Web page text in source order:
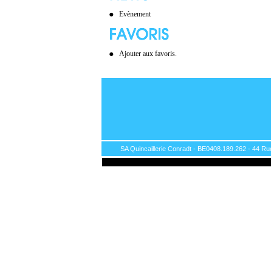
Evènement
Ajouter aux favoris.
SA Quincaillerie Conradt - BE0408.189.262 - 44